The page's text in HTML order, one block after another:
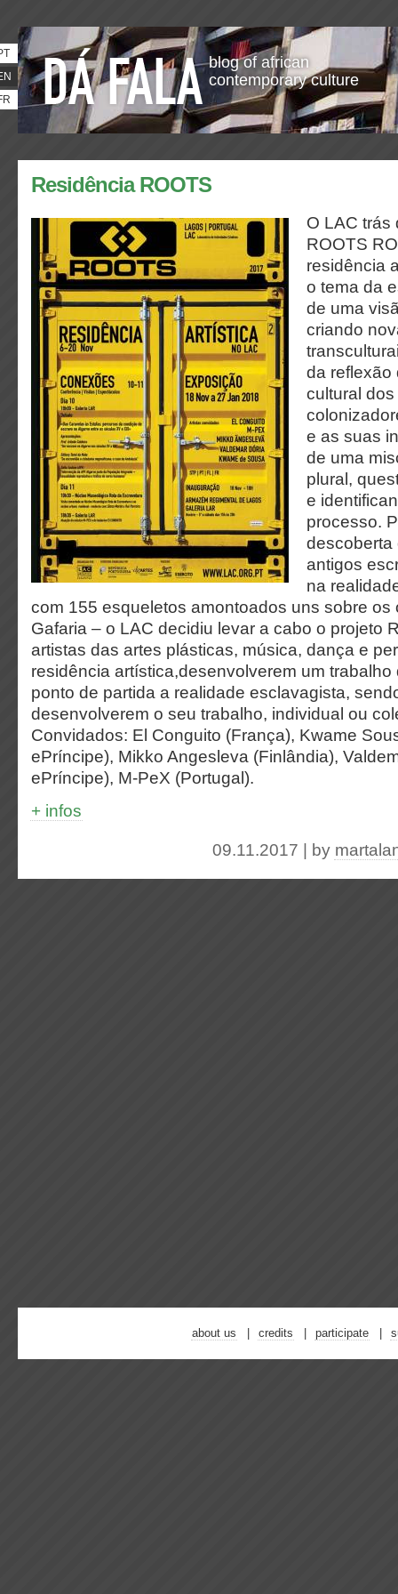
blog of african
contemporary culture
Residência ROOTS
O LAC trás
ROOTS
residência
o tema da
de uma
criando
da reflexão
cultural
e as suas
de uma
plural,
e
processo.
descoberta
antigos
na
com 155 esqueletos amontoados uns sobre os
Gafaria – o LAC decidiu levar a cabo o projeto
artistas das artes plásticas, música, dança e
residência artística,desenvolverem um
ponto de partida a realidade esclavagista,
desenvolverem o seu trabalho, individual ou
Convidados: El Conguito (França), Kwame
ePríncipe), Mikko Angesleva (Finlândia),
ePríncipe), M-PeX (Portugal).
+ infos
09.11.2017 | by
about us credits participate